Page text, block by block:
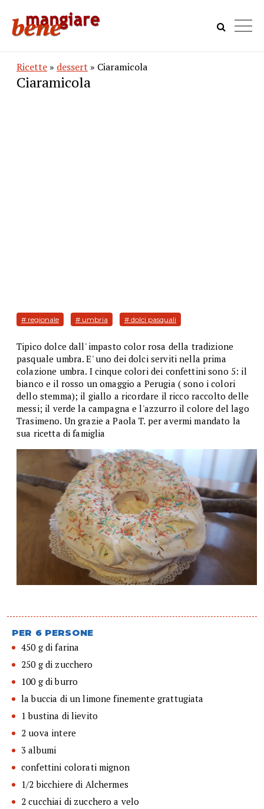
Ricette » dessert » Ciaramicola
Ciaramicola
# regionale # umbria # dolci pasquali
Tipico dolce dall' impasto color rosa della tradizione
pasquale umbra. E' uno dei dolci serviti nella prima
colazione umbra. I cinque colori dei confettini sono 5: il
bianco e il rosso un omaggio a Perugia ( sono i colori
dello stemma); il giallo a ricordare il ricco raccolto delle
messi; il verde la campagna e l'azzurro il colore del lago
Trasimeno. Un grazie a Paola T. per avermi mandato la
sua ricetta di famiglia
PER 6 PERSONE
450 g di farina
250 g di zucchero
100 g di burro
la buccia di un limone finemente grattugiata
1 bustina di lievito
2 uova intere
3 albumi
confettini colorati mignon
1/2 bicchiere di Alchermes
2 cucchiai di zucchero a velo